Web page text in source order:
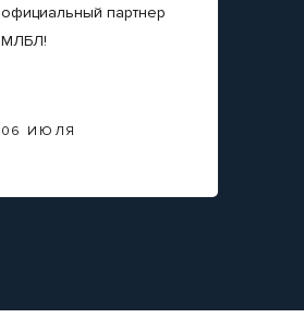
официальный партнер
МЛБЛ!
06 ИЮЛЯ